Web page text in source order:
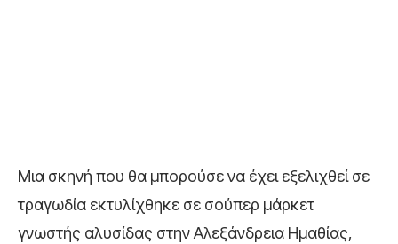
Μια σκηνή που θα μπορούσε να έχει εξελιχθεί σε
τραγωδία εκτυλίχθηκε σε σούπερ μάρκετ
γνωστής αλυσίδας στην Αλεξάνδρεια Ημαθίας,